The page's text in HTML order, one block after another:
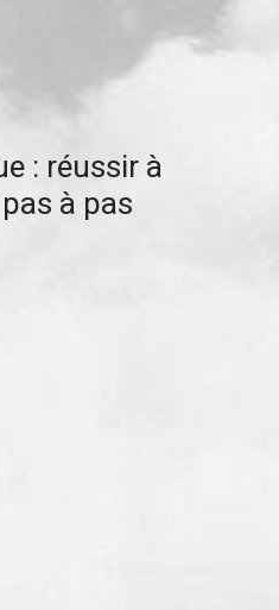
: réussir à
à pas